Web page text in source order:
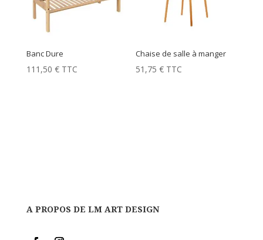
Banc Dure
111,50 € TTC
Chaise de salle à manger
51,75€ TTC
A PROPOS DE LM ART DESIGN